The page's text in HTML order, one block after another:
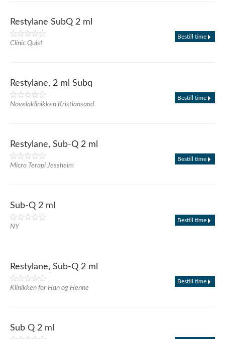
Restylane SubQ 2 ml
Clinic Quist
Bestill time
Restylane, 2 ml Subq
Novelaklinikken Kristiansand
Bestill time
Restylane, Sub-Q 2 ml
Micro Terapi Jessheim
Bestill time
Sub-Q 2 ml
NY
Bestill time
Restylane, Sub-Q 2 ml
Klinikken for Han og Henne
Bestill time
Sub Q 2 ml